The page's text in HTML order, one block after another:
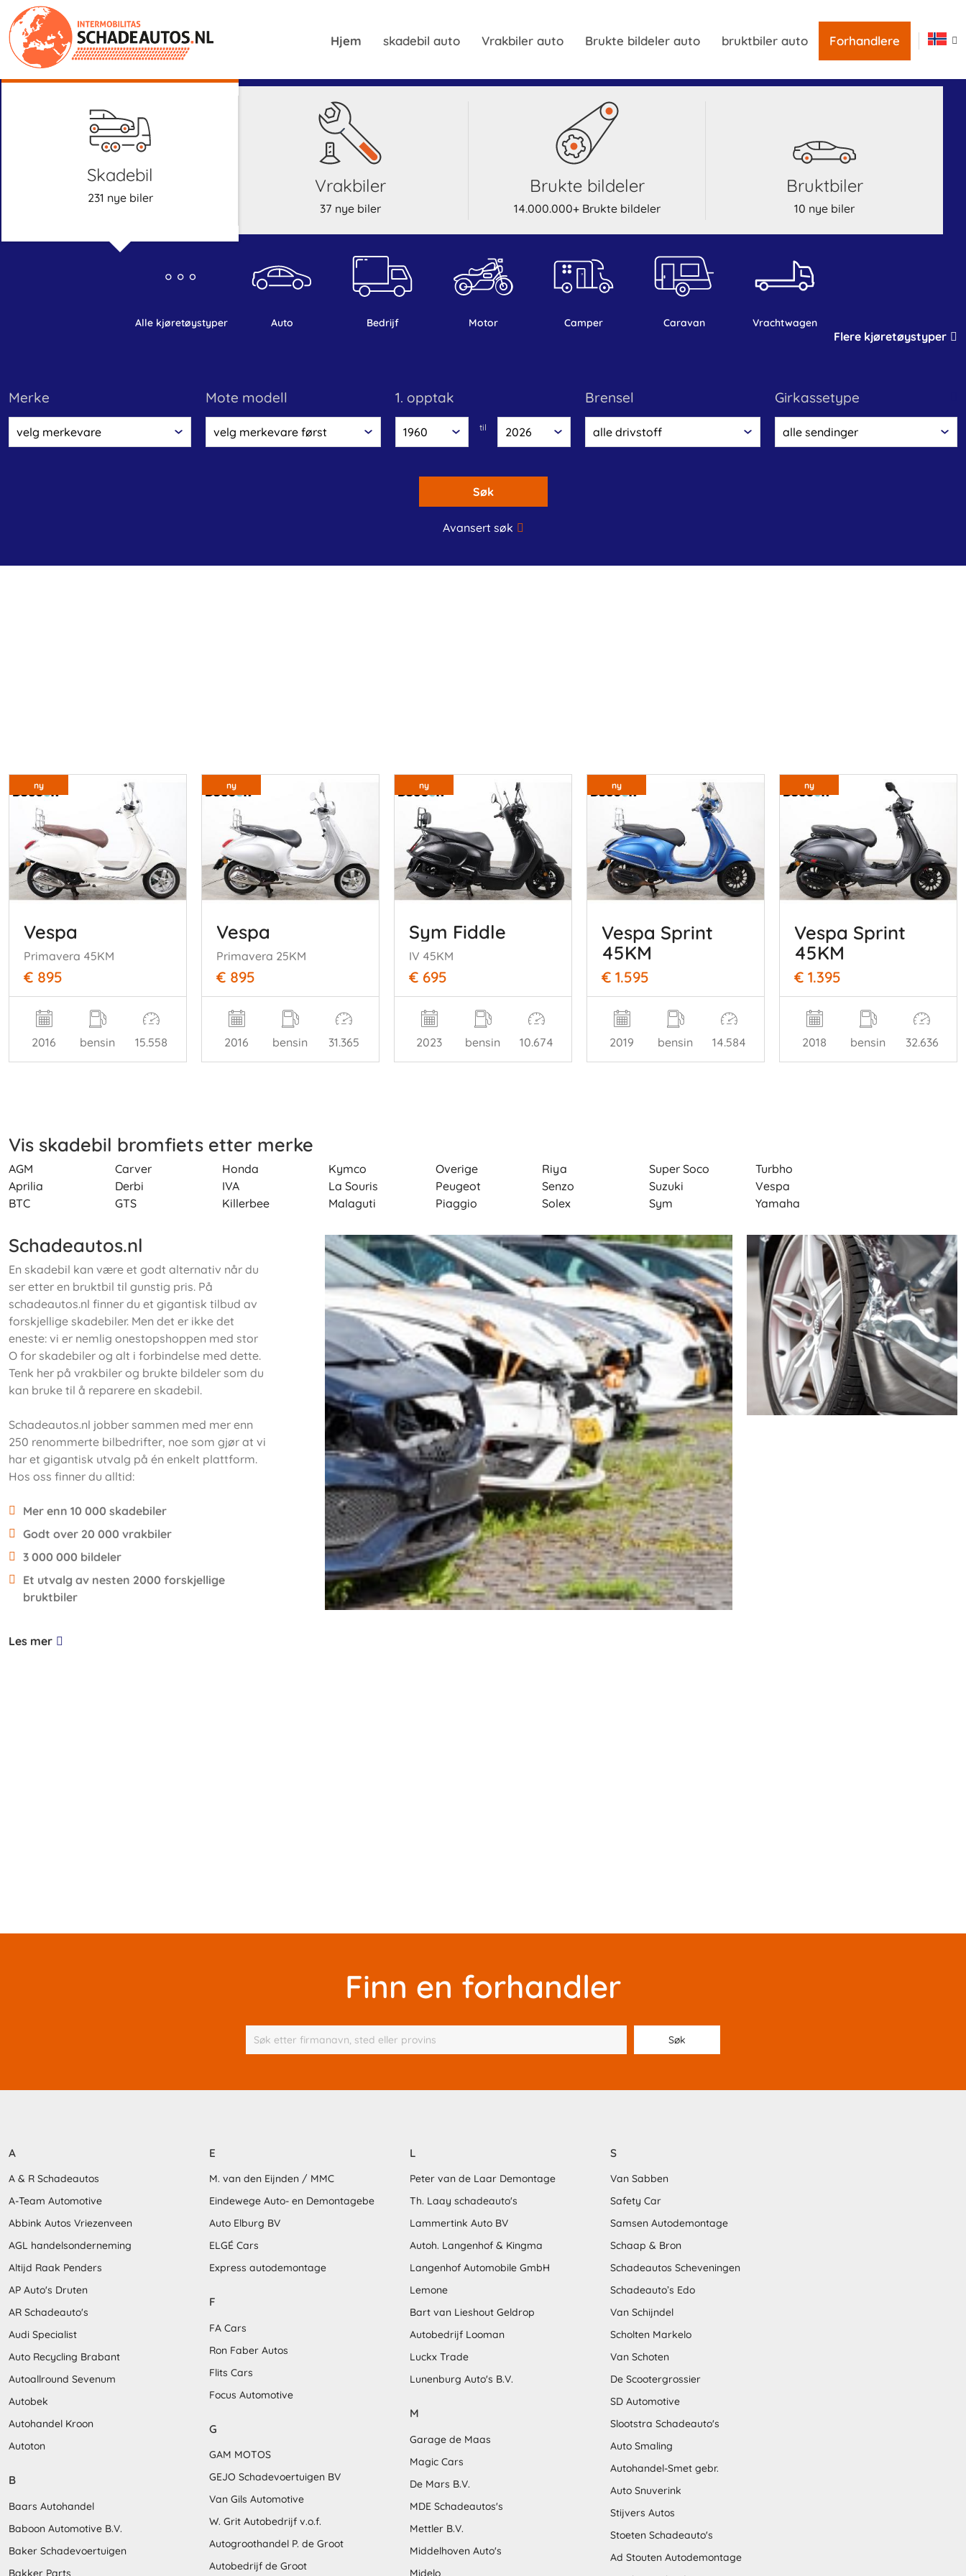
Hjem skadebil auto Vrakbiler auto Brukte bildeler auto bruktbiler auto Forhandlere
skadebil
231 nye biler
Vrakbiler
37 nye biler
Brukte bildeler
14.000.000+ Brukte bildeler
bruktbiler
10 nye biler
alle kjøretøystyper auto bedrijf motor camper caravan vrachtwagen
Flere kjøretøystyper
Merke Mote modell 1. opptak
til
brensel girkassetype
Søk
Avansert søk
ny
Vespa
Primavera 45KM
€ 895
2016 bensin 15.558
ny
Vespa
Primavera 25KM
€ 895
2016 bensin 31.365
ny
Sym Fiddle
IV 45KM
€ 695
2023 bensin 10.674
ny
Vespa Sprint
45KM
€ 1.595
2019 bensin 14.584
ny
Vespa Sprint
45KM
€ 1.395
2018 bensin 32.636
Vis skadebil bromfiets etter merke
AGM
Aprilia
BTC
Carver
Derbi
GTS
Honda
IVA
Killerbee
Kymco
La Souris
Malaguti
Overige
Peugeot
Piaggio
Riya
Senzo
Solex
Super Soco
Suzuki
Sym
Turbho
Vespa
Yamaha
Schadeautos.nl
En skadebil kan være et godt alternativ når du
ser etter en bruktbil til gunstig pris. På
schadeautos.nl finner du et gigantisk tilbud av
forskjellige skadebiler. Men det er ikke det
eneste: vi er nemlig onestopshoppen med stor
O for skadebiler og alt i forbindelse med dette.
Tenk her på vrakbiler og brukte bildeler som du
kan bruke til å reparere en skadebil.
Schadeautos.nl jobber sammen med mer enn
250 renommerte bilbedrifter, noe som gjør at vi
har et gigantisk utvalg på én enkelt plattform.
Hos oss finner du alltid:
Mer enn 10 000 skadebiler
Godt over 20 000 vrakbiler
3 000 000 bildeler
Et utvalg av nesten 2000 forskjellige
bruktbiler
Les mer
Finn en forhandler
A
A & R Schadeautos
A-Team Automotive
Abbink Autos Vriezenveen
AGL handelsonderneming
Altijd Raak Penders
AP Auto's Druten
AR Schadeauto's
Audi Specialist
Auto Recycling Brabant
Autoallround Sevenum
Autobek
Autohandel Kroon
Autoton
B
Baars Autohandel
Baboon Automotive B.V.
Baker Schadevoertuigen
Bakker Parts
E
M. van den Eijnden / MMC
Eindewege Auto- en Demontagebe
Auto Elburg BV
ELGÉ Cars
Express autodemontage
F
FA Cars
Ron Faber Autos
Flits Cars
Focus Automotive
G
GAM MOTOS
GEJO Schadevoertuigen BV
Van Gils Automotive
W. Grit Autobedrijf v.o.f.
Autogroothandel P. de Groot
Autobedrijf de Groot
L
Peter van de Laar Demontage
Th. Laay schadeauto's
Lammertink Auto BV
Autoh. Langenhof & Kingma
Langenhof Automobile GmbH
Lemone
Bart van Lieshout Geldrop
Autobedrijf Looman
Luckx Trade
Lunenburg Auto's B.V.
M
Garage de Maas
Magic Cars
De Mars B.V.
MDE Schadeautos's
Mettler B.V.
Middelhoven Auto's
Midelo
S
Van Sabben
Safety Car
Samsen Autodemontage
Schaap & Bron
Schadeautos Scheveningen
Schadeauto’s Edo
Van Schijndel
Scholten Markelo
Van Schoten
De Scootergrossier
SD Automotive
Slootstra Schadeauto's
Auto Smaling
Autohandel-Smet gebr.
Auto Snuverink
Stijvers Autos
Stoeten Schadeauto's
Ad Stouten Autodemontage